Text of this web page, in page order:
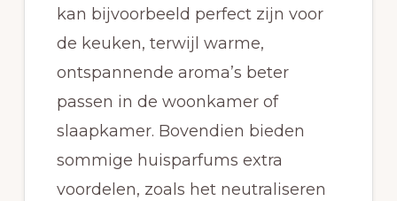
kan bijvoorbeeld perfect zijn voor
de keuken, terwijl warme,
ontspannende aroma’s beter
passen in de woonkamer of
slaapkamer. Bovendien bieden
sommige huisparfums extra
voordelen, zoals het neutraliseren